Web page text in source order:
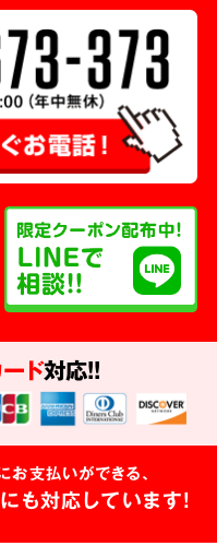
ド対応!!
お支払いができる、
も対応しています!